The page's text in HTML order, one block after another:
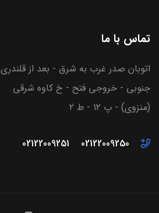
تماس با ما
اتوبان صدر غرب به شرق - بعد از قلندری
جنوبی - خروجی فتح - خ کاوه شرقی
(منزوی) - پ ۱۲ - ط ۲
02122009250
02122009251